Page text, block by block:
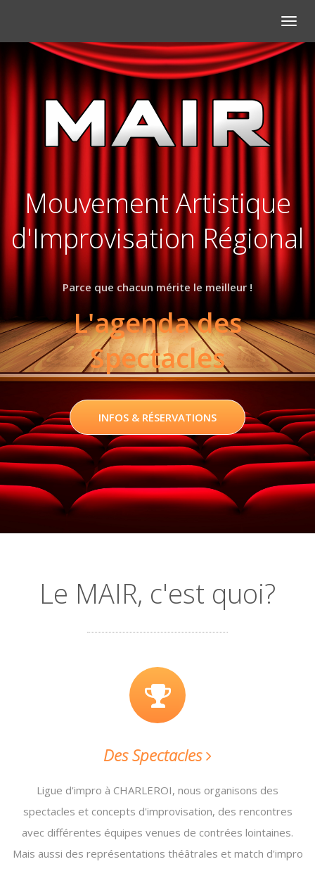
Mouvement Artistique
d'Improvisation Régional
Parce que chacun mérite le meilleur !
L'agenda des
Spectacles
INFOS & RÉSERVATIONS
Le MAIR, c'est quoi?
Des Spectacles
Ligue d'impro à CHARLEROI, nous organisons des
spectacles et concepts d'improvisation, des rencontres
avec différentes équipes venues de contrées lointaines.
Mais aussi des représentations théâtrales et match d'impro